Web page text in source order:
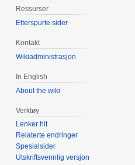
Ressurser
Etterspurte sider
Kontakt
Wikiadministrasjon
In English
About the wiki
Verktøy
Lenker hit
Relaterte endringer
Spesialsider
Utskriftsvennlig versjon